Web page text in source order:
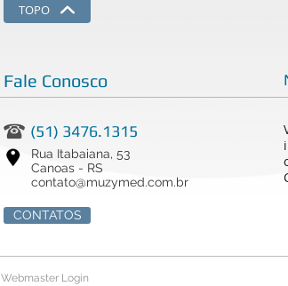
Fale Conosco
Rua Itabaiana, 53
Canoas - RS
contato@muzymed.com.br
Webmaster Login
(51) 3476.1315
CONTATOS
TOPO